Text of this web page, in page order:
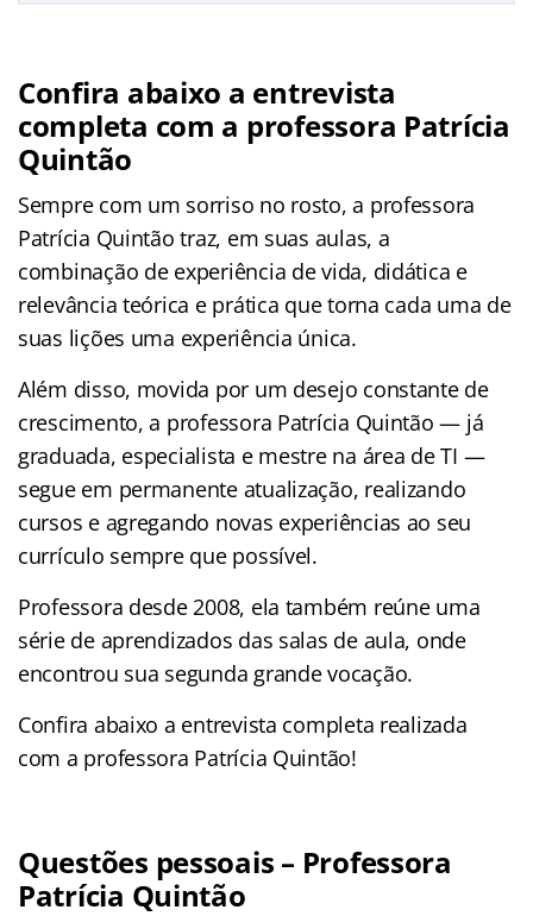
Confira abaixo a entrevista
completa com a professora Patrícia
Quintão
Sempre com um sorriso no rosto, a professora
Patrícia Quintão traz, em suas aulas, a
combinação de experiência de vida, didática e
relevância teórica e prática que torna cada uma de
suas lições uma experiência única.
Além disso, movida por um desejo constante de
crescimento, a professora Patrícia Quintão — já
graduada, especialista e mestre na área de TI —
segue em permanente atualização, realizando
cursos e agregando novas experiências ao seu
currículo sempre que possível.
Professora desde 2008, ela também reúne uma
série de aprendizados das salas de aula, onde
encontrou sua segunda grande vocação.
Confira abaixo a entrevista completa realizada
com a professora Patrícia Quintão!
Questões pessoais – Professora
Patrícia Quintão